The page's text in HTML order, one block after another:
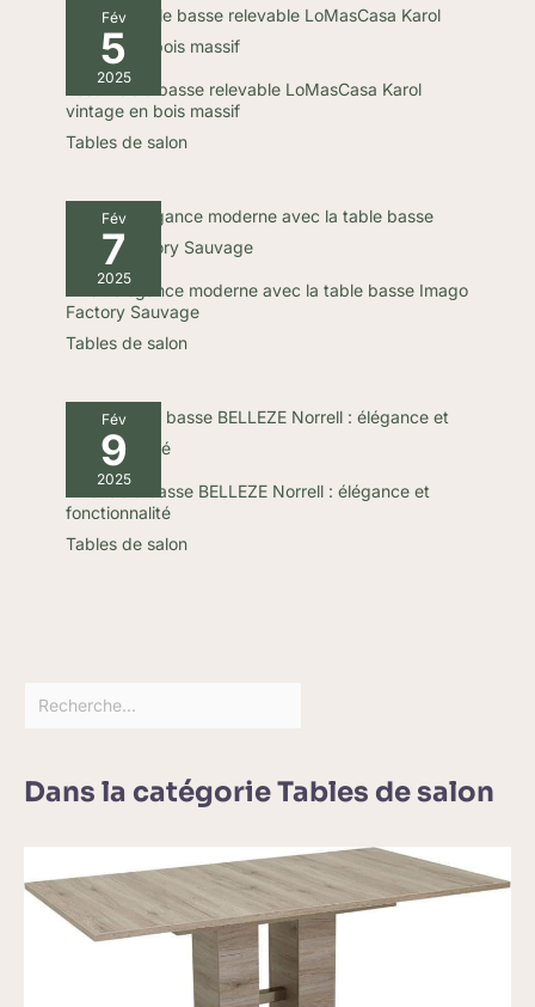
Fév
5
2025
Test : table basse relevable LoMasCasa Karol
vintage en bois massif
Tables de salon
Fév
7
2025
Avis : élégance moderne avec la table basse Imago
Factory Sauvage
Tables de salon
Fév
9
2025
Avis table basse BELLEZE Norrell : élégance et
fonctionnalité
Tables de salon
Dans la catégorie Tables de salon